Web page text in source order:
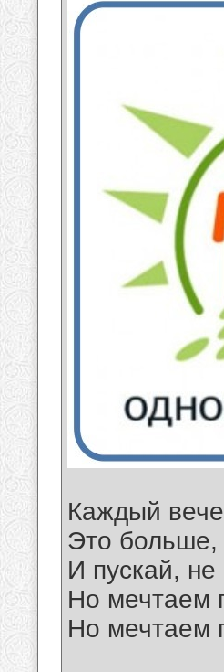
Каждый
Это больше,
И пускай,
Но мечтаем
Но мечтаем